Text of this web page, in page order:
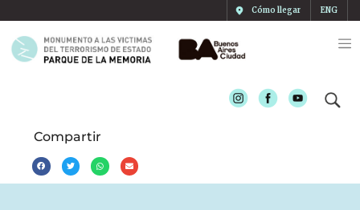
Cómo llegar ENG
InstagramFacebookYoutube
Compartir